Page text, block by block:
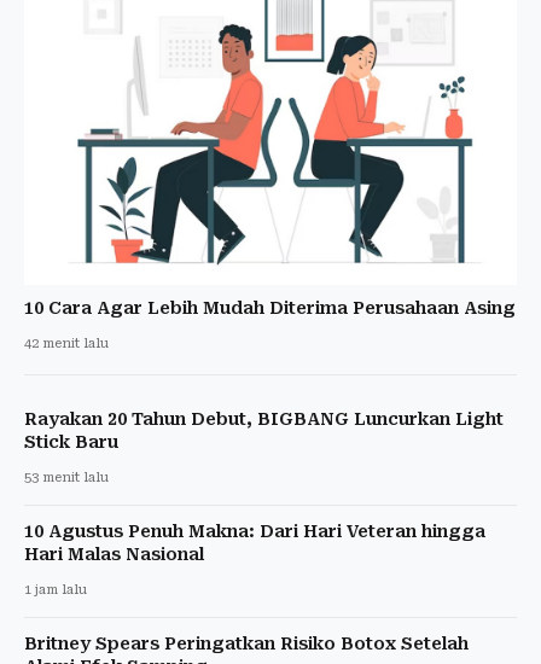
10 Cara Agar Lebih Mudah Diterima Perusahaan Asing
42 menit lalu
Rayakan 20 Tahun Debut, BIGBANG Luncurkan Light
Stick Baru
53 menit lalu
10 Agustus Penuh Makna: Dari Hari Veteran hingga
Hari Malas Nasional
1 jam lalu
Britney Spears Peringatkan Risiko Botox Setelah